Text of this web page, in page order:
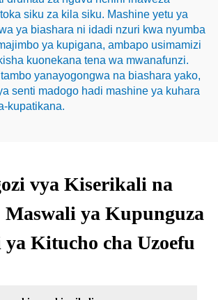
siku za kila siku. Mashine yetu ya
ya biashara ni idadi nzuri kwa nyumba
ya kupigana, ambapo usimamizi
kuonekana tena wa mwanafunzi.
yanayogongwa na biashara yako,
senti madogo hadi mashine ya kuhara
kupatikana.
vya Kiserikali na
ya Kupunguza
Kitucho cha Uzoefu